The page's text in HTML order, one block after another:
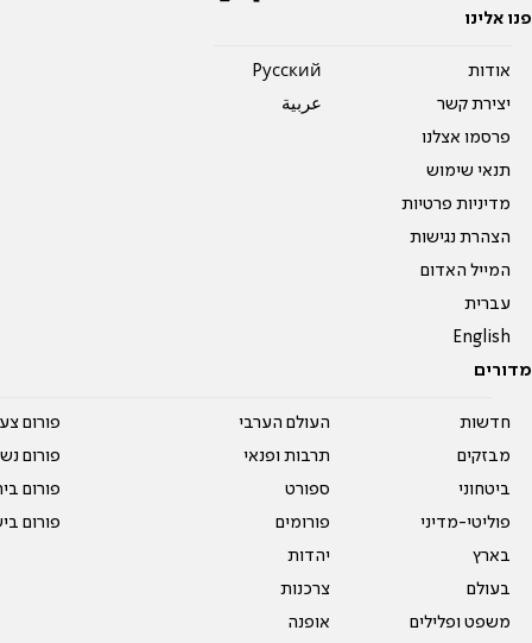
פנו אלינו
אודות
יצירת קשר
פרסמו אצלנו
תנאי שימוש
מדיניות פרטיות
הצהרת נגישות
המייל האדום
עברית
English
Pусский
عربية
מדורים
חדשות
מבזקים
ביטחוני
פוליטי-מדיני
בארץ
בעולם
משפט ופלילים
העולם הערבי
תרבות ופנאי
ספורט
פורומים
יהדות
צרכנות
אופנה
פורום
פורום
פורום
פורום